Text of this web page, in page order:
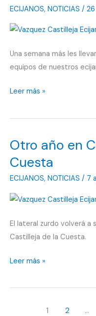
ECIJANOS, NOTICIAS /
Una semana más les
equipos de nuestros
Un
en
de
la
Leer más »
Otro año en
Cuesta
ECIJANOS, NOTICIAS / 7
El lateral zurdo volverá a
Castilleja de la Cuesta.
Otro
en
Leer más »
1 2 …